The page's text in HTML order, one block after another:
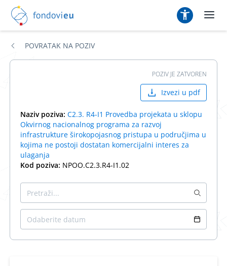
POVRATAK NA POZIV
POZIV JE ZATVOREN
Izvezi u pdf
Naziv poziva: C2.3. R4-I1 Provedba projekata u sklopu
Okvirnog nacionalnog programa za razvoj
infrastrukture širokopojasnog pristupa u područjima u
kojima ne postoji dostatan komercijalni interes za
ulaganja
Kod poziva: NPOO.C2.3.R4-I1.02